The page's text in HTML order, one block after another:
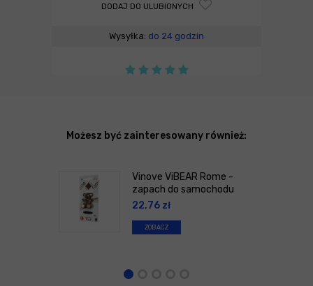
DODAJ DO ULUBIONYCH
Wysyłka: do 24 godzin
Możesz być zainteresowany również:
Vinove ViBEAR Rome -
zapach do samochodu
22,76 zł
ZOBACZ